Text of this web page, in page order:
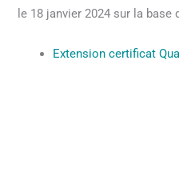
le 18 janvier 2024 sur la
Extension certificat